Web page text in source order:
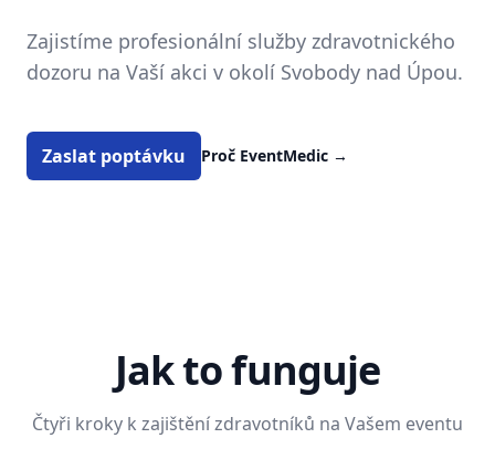
Zajistíme profesionální služby zdravotnického
dozoru na Vaší akci v okolí Svobody nad Úpou.
Zaslat poptávku Proč EventMedic →
Jak to funguje
Čtyři kroky k zajištění zdravotníků na Vašem eventu